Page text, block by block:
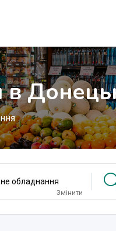
в
обладнання
Змінити